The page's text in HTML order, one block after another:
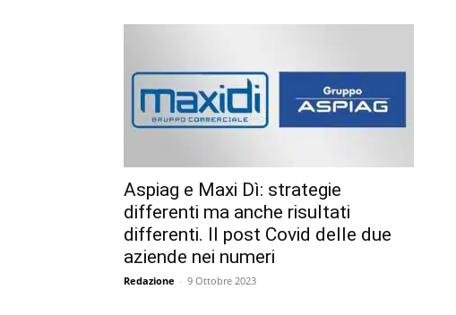
Aspiag e Maxi Dì: strategie
differenti ma anche risultati
differenti. Il post Covid delle due
aziende nei numeri
Redazione - 9 Ottobre 2023